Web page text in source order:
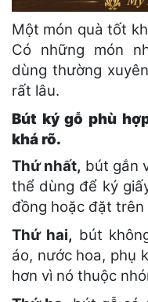
Một món quà tốt
Có những món
dùng thường
rất lâu.
Bút ký gỗ phù
khá rõ.
Thứ nhất, bút gắn
thể dùng để ký
đồng hoặc đặt trên
Thứ hai, bút
áo, nước hoa, phụ
hơn vì nó thuộc